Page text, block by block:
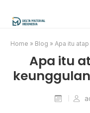
Home » Blog » Apa itu
Apa itu